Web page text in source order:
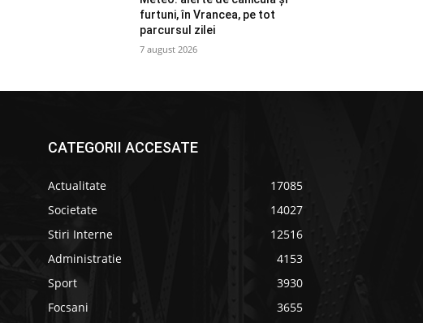
furtuni, în Vrancea, pe tot
parcursul zilei
7 august 2026
CATEGORII ACCESATE
Actualitate
17085
Societate
14027
Stiri Interne
12516
Administratie
4153
Sport
3930
Focsani
3655